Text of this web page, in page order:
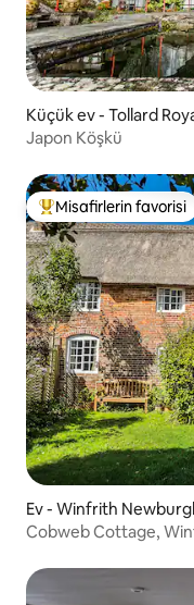
Küçük ev - Tollard
Japon Köşkü
Misafirlerin
Misafirlerin favorisi
Ev - Winfrith
Cobweb Cottage,